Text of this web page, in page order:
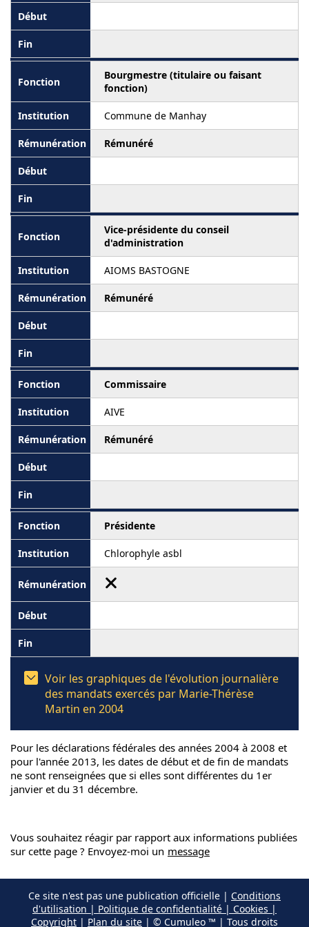
Bourgmestre (titulaire ou faisant
fonction)
Commune de Manhay
Rémunéré
Vice-présidente du conseil
d'administration
AIOMS BASTOGNE
Rémunéré
Commissaire
AIVE
Rémunéré
Présidente
Chlorophyle asbl
Voir les graphiques de l'évolution journalière
des mandats exercés par Marie-Thérèse
Martin en 2004
Pour les déclarations fédérales des années 2004 à 2008 et
pour l'année 2013, les dates de début et de fin de mandats
ne sont renseignées que si elles sont différentes du 1er
janvier et du 31 décembre.
Vous souhaitez réagir par rapport aux informations publiées
sur cette page ? Envoyez-moi un message
Ce site n'est pas une publication officielle | Conditions
d'utilisation | Politique de confidentialité | Cookies |
Copyright | Plan du site | © Cumuleo ™ | Tous droits